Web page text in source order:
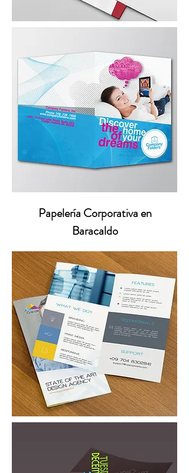
Papelería Corporativa en
Baracaldo